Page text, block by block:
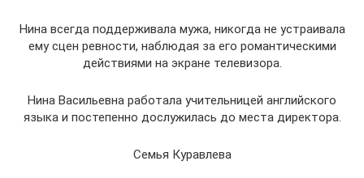
Нина всегда поддерживала мужа, никогда не устраивала
ему сцен ревности, наблюдая за его романтическими
действиями на экране телевизора.
Нина Васильевна работала учительницей английского
языка и постепенно дослужилась до места директора.
Семья Куравлева